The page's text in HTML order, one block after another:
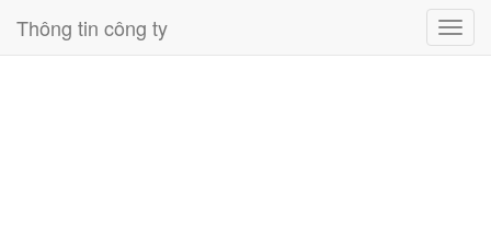
Thông tin công ty